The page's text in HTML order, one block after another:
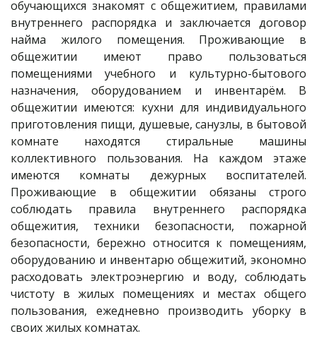
обучающихся знакомят с общежитием, правилами
внутреннего распорядка и заключается договор
найма жилого помещения. Проживающие в
общежитии имеют право пользоваться
помещениями учебного и культурно-бытового
назначения, оборудованием и инвентарём. В
общежитии имеются: кухни для индивидуального
приготовления пищи, душевые, санузлы, в бытовой
комнате находятся стиральные машины
коллективного пользования. На каждом этаже
имеются комнаты дежурных воспитателей.
Проживающие в общежитии обязаны строго
соблюдать правила внутреннего распорядка
общежития, техники безопасности, пожарной
безопасности, бережно относится к помещениям,
оборудованию и инвентарю общежитий, экономно
расходовать электроэнергию и воду, соблюдать
чистоту в жилых помещениях и местах общего
пользования, ежедневно производить уборку в
своих жилых комнатах.